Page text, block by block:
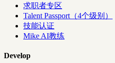
求职者专区
Talent Passport（4个级别）
技能认证
Mike AI教练
Develop